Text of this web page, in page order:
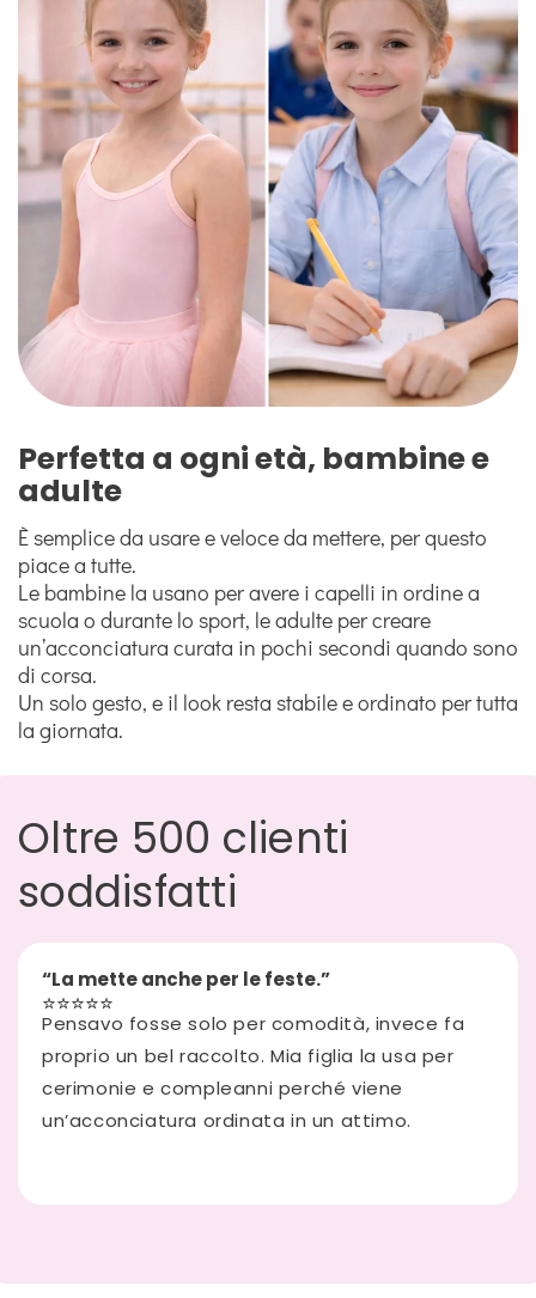
Perfetta a ogni età, bambine e
adulte
È semplice da usare e veloce da mettere, per questo
piace a tutte.
Le bambine la usano per avere i capelli in ordine a
scuola o durante lo sport, le adulte per creare
un’acconciatura curata in pochi secondi quando sono
di corsa.
Un solo gesto, e il look resta stabile e ordinato per tutta
la giornata.
Oltre 500 clienti
soddisfatti
“La mette anche per le feste.”
⭐⭐⭐⭐⭐
Pensavo fosse solo per comodità, invece fa
proprio un bel raccolto. Mia figlia la usa per
cerimonie e compleanni perché viene
un’acconciatura ordinata in un attimo.